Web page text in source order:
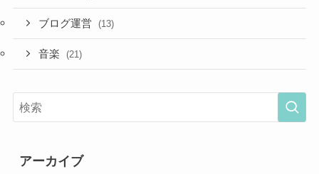
ブログ運営 (13)
音楽 (21)
アーカイブ